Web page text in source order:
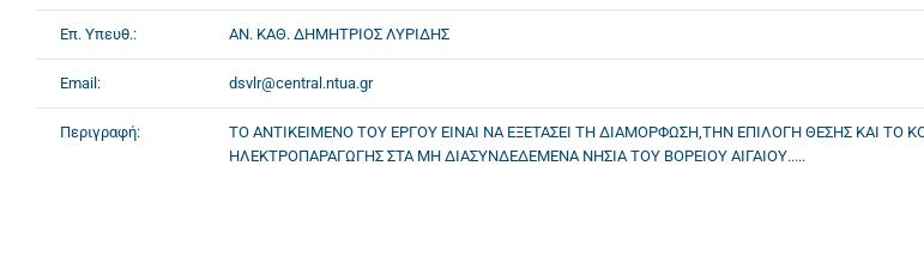
Επ. Υπευθ.: ΑΝ. ΚΑΘ. ΔΗΜΗΤΡΙΟΣ ΛΥΡΙΔΗΣ
Email: dsvlr@central.ntua.gr
Περιγραφή:
ΤΟ ΑΝΤΙΚΕΙΜΕΝΟ ΤΟΥ ΕΡΓΟΥ ΕΙΝΑΙ ΝΑ ΕΞΕΤΑΣΕΙ ΤΗ ΔΙΑΜΟΡΦΩΣΗ,ΤΗΝ ΕΠΙΛΟΓΗ ΘΕΣΗΣ ΚΑΙ
ΗΛΕΚΤΡΟΠΑΡΑΓΩΓΗΣ ΣΤΑ ΜΗ ΔΙΑΣΥΝΔΕΔΕΜΕΝΑ ΝΗΣΙΑ ΤΟΥ ΒΟΡΕΙΟΥ ΑΙΓΑΙΟΥ.....